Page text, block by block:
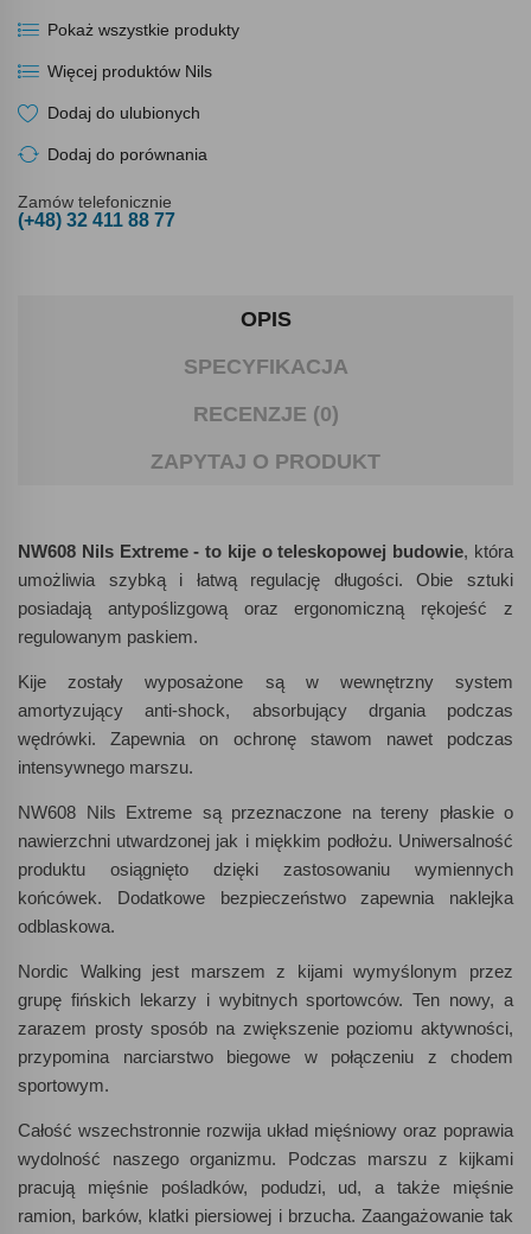
Pokaż wszystkie produkty
Więcej produktów Nils
Dodaj do ulubionych
Dodaj do porównania
Zamów telefonicznie
(+48) 32 411 88 77
OPIS
SPECYFIKACJA
RECENZJE (0)
ZAPYTAJ O PRODUKT
NW608 Nils Extreme - to kije o teleskopowej budowie, która
umożliwia szybką i łatwą regulację długości. Obie sztuki
posiadają antypoślizgową oraz ergonomiczną rękojeść z
regulowanym paskiem.
Kije zostały wyposażone są w wewnętrzny system
amortyzujący anti-shock, absorbujący drgania podczas
wędrówki. Zapewnia on ochronę stawom nawet podczas
intensywnego marszu.
NW608 Nils Extreme są przeznaczone na tereny płaskie o
nawierzchni utwardzonej jak i miękkim podłożu. Uniwersalność
produktu osiągnięto dzięki zastosowaniu wymiennych
końcówek. Dodatkowe bezpieczeństwo zapewnia naklejka
odblaskowa.
Nordic Walking jest marszem z kijami wymyślonym przez
grupę fińskich lekarzy i wybitnych sportowców. Ten nowy, a
zarazem prosty sposób na zwiększenie poziomu aktywności,
przypomina narciarstwo biegowe w połączeniu z chodem
sportowym.
Całość wszechstronnie rozwija układ mięśniowy oraz poprawia
wydolność naszego organizmu. Podczas marszu z kijkami
pracują mięśnie pośladków, podudzi, ud, a także mięśnie
ramion, barków, klatki piersiowej i brzucha. Zaangażowanie tak